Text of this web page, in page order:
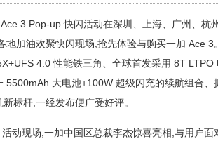
3 Pop-up 快闪活动在深圳、上海、广州、杭
地加油欢聚快闪现场,抢先体验与购买一加 Ace
4.0 性能铁三角、全球首发采用 8T
5500mAh 大电池+100W 超级闪充的续航组合
标杆,一经发布便广受好评。
动现场,一加中国区总裁李杰惊喜亮相,与用户面